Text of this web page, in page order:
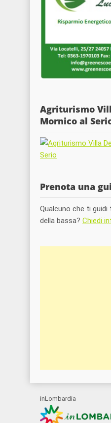
Agriturismo
Mornico al
Prenota una
Qualcuno che ti guidi
della bassa? Chiedi
inLombardia